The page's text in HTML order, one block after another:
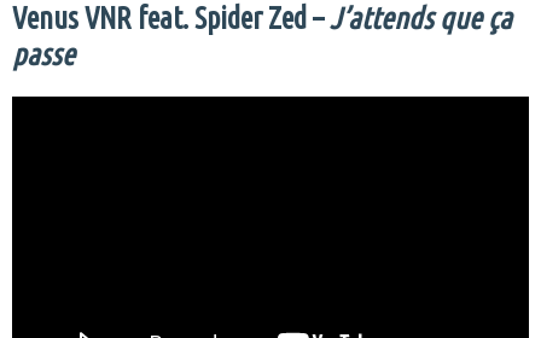
Venus VNR feat. Spider Zed –J’attends que ça
passe